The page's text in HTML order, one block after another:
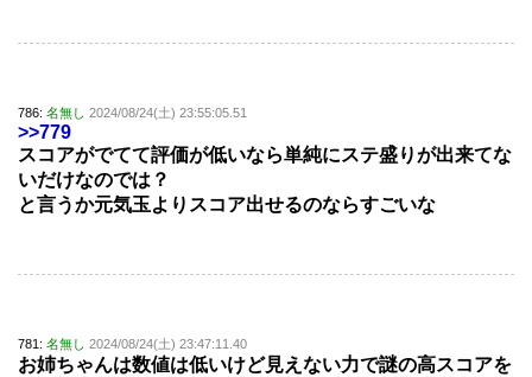
786: 名無し 2024/08/24(土) 23:55:05.51
>>779
スコアがでてて評価が低いなら単純にステ盛りが出来てな
いだけなのでは？
と言うか元気玉よりスコア出せるのならすごいな
781: 名無し 2024/08/24(土) 23:47:11.40
お姉ちゃんは数値は低いけど見えない力で謎の高スコアを